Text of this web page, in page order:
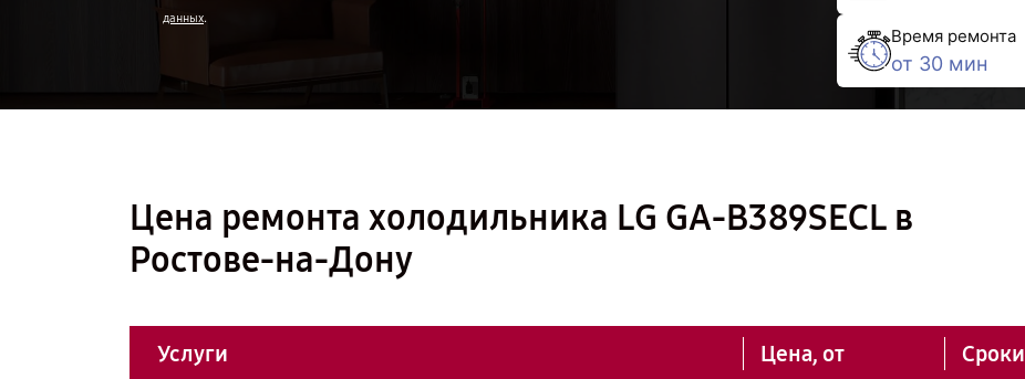
данных.
Время ремонта
от 30 мин
Цена ремонта холодильника LG GA-B389SECL в
Ростове-на-Дону
Услуги Цена, от Сроки